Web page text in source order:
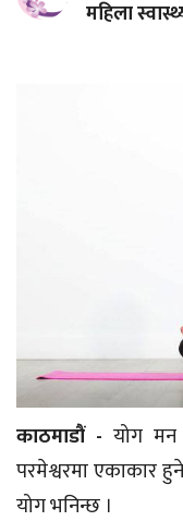
महिला
काठमाडौं -योग
परमेश्वरमा एकाकार
योग भनिन्छ ।